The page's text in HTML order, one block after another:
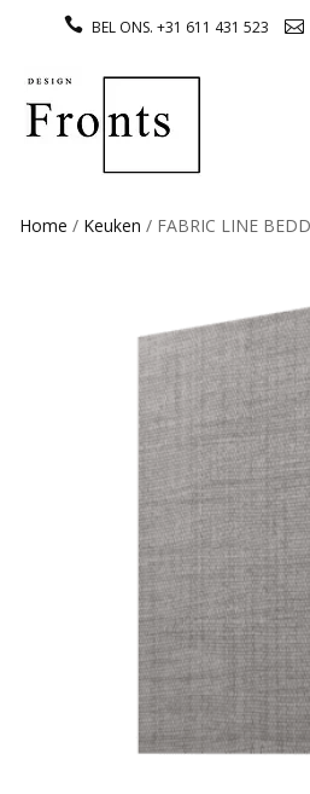
BEL ONS. +31 611 431 523
Home / Keuken / FABRIC LINE